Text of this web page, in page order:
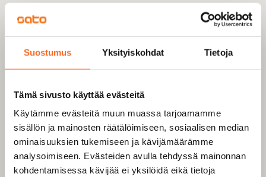
Suostumus Yksityiskohdat Tietoja
Tämä sivusto käyttää evästeitä
Käytämme evästeitä muun muassa tarjoamamme
sisällön ja mainosten räätälöimiseen, sosiaalisen median
ominaisuuksien tukemiseen ja kävijämäärämme
analysoimiseen. Evästeiden avulla tehdyssä mainonnan
kohdentamisessa kävijää ei yksilöidä eikä tietoja